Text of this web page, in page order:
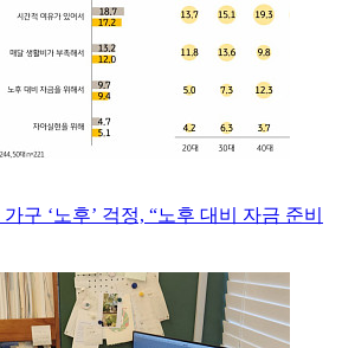
가구 ‘노후’ 걱정, “노후 대비 자금 준비